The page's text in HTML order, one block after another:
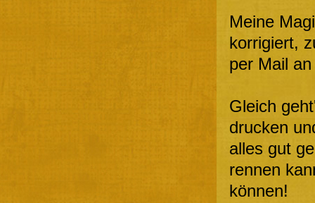
Meine
korrigiert,
per Mail
Gleich
drucken
alles gut
rennen
können!